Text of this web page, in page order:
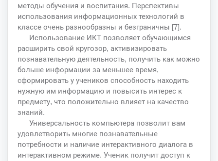
методы обучения и воспитания. Перспективы
использования информационных технологий в
классе очень разнообразны и безграничны [7].
Использование ИКТ позволяет обучающимся
расширить свой кругозор, активизировать
познавательную деятельность, получить как можно
больше информации за меньшее время,
сформировать у учеников способность находить
нужную им информацию и повысить интерес к
предмету, что положительно влияет на качество
знаний.
Универсальность компьютера позволит вам
удовлетворить многие познавательные
потребности и наличие интерактивного диалога в
интерактивном режиме. Ученик получит доступ к